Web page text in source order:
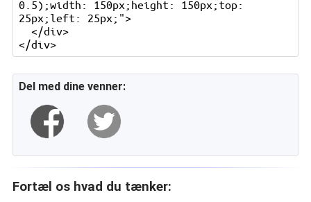
0.5);width: 150px;height: 150px;top:
25px;left: 25px;">
  </div>
Del med dine venner:
Fortæl os hvad du tænker: